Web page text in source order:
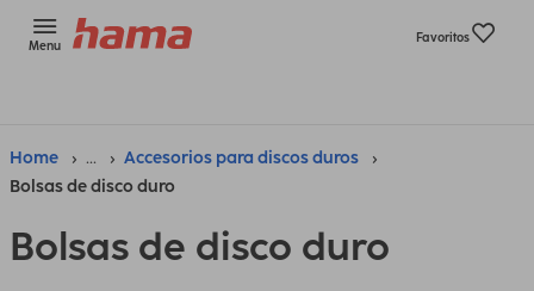
Menu
Favoritos
Home ...
Accesorios para discos duros
Bolsas de disco duro
Bolsas de disco duro